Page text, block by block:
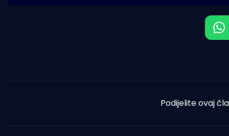
Podijelite ovaj